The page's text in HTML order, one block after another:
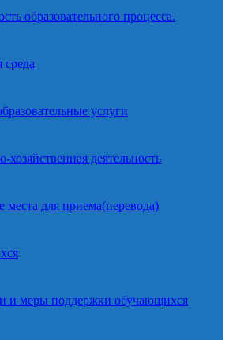
образовательного процесса.
среда
услуги
хозяйственная деятельность
места для приема(перевода)
и меры поддержки обучающихся